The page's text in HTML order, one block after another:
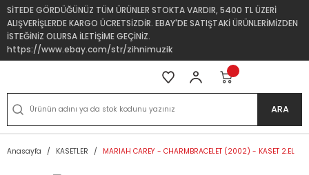
SİTEDE GÖRDÜĞÜNÜZ TÜM ÜRÜNLER STOKTA VARDIR, 5400 TL ÜZERİ
ALIŞVERİŞLERDE KARGO ÜCRETSİZDİR. EBAY'DE SATIŞTAKİ ÜRÜNLERİMİZDEN
İSTEĞİNİZ OLURSA İLETİŞİME GEÇİNİZ.
https://www.ebay.com/str/zihnimuzik
ARA
Anasayfa KASETLER MARIAH CAREY - CHARMBRACELET (2002) - KASET 2.EL